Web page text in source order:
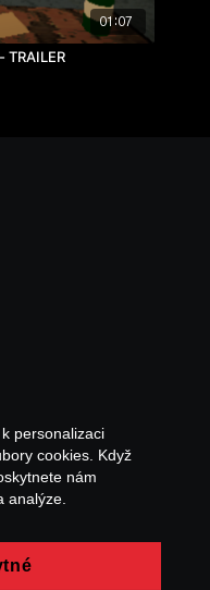
01:07
personalizaci
cookies. Když
nám
analýze.